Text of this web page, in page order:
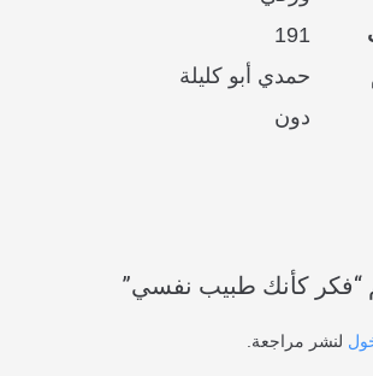
191
حمدي أبو كليلة
دون
“فكر كأنك طبيب نفسي”
لنشر مراجعة.